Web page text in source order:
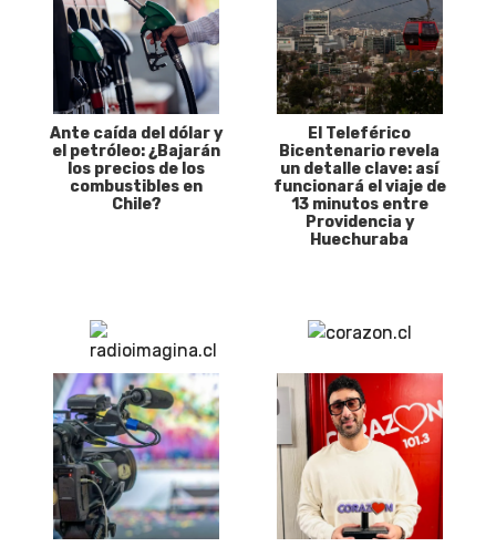
Ante caída del dólar y
el petróleo: ¿Bajarán
los precios de los
combustibles en
Chile?
El Teleférico
Bicentenario revela
un detalle clave: así
funcionará el viaje de
13 minutos entre
Providencia y
Huechuraba